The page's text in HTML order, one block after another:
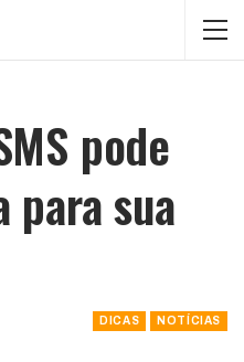
pode
sua
DICAS NOTÍCIAS